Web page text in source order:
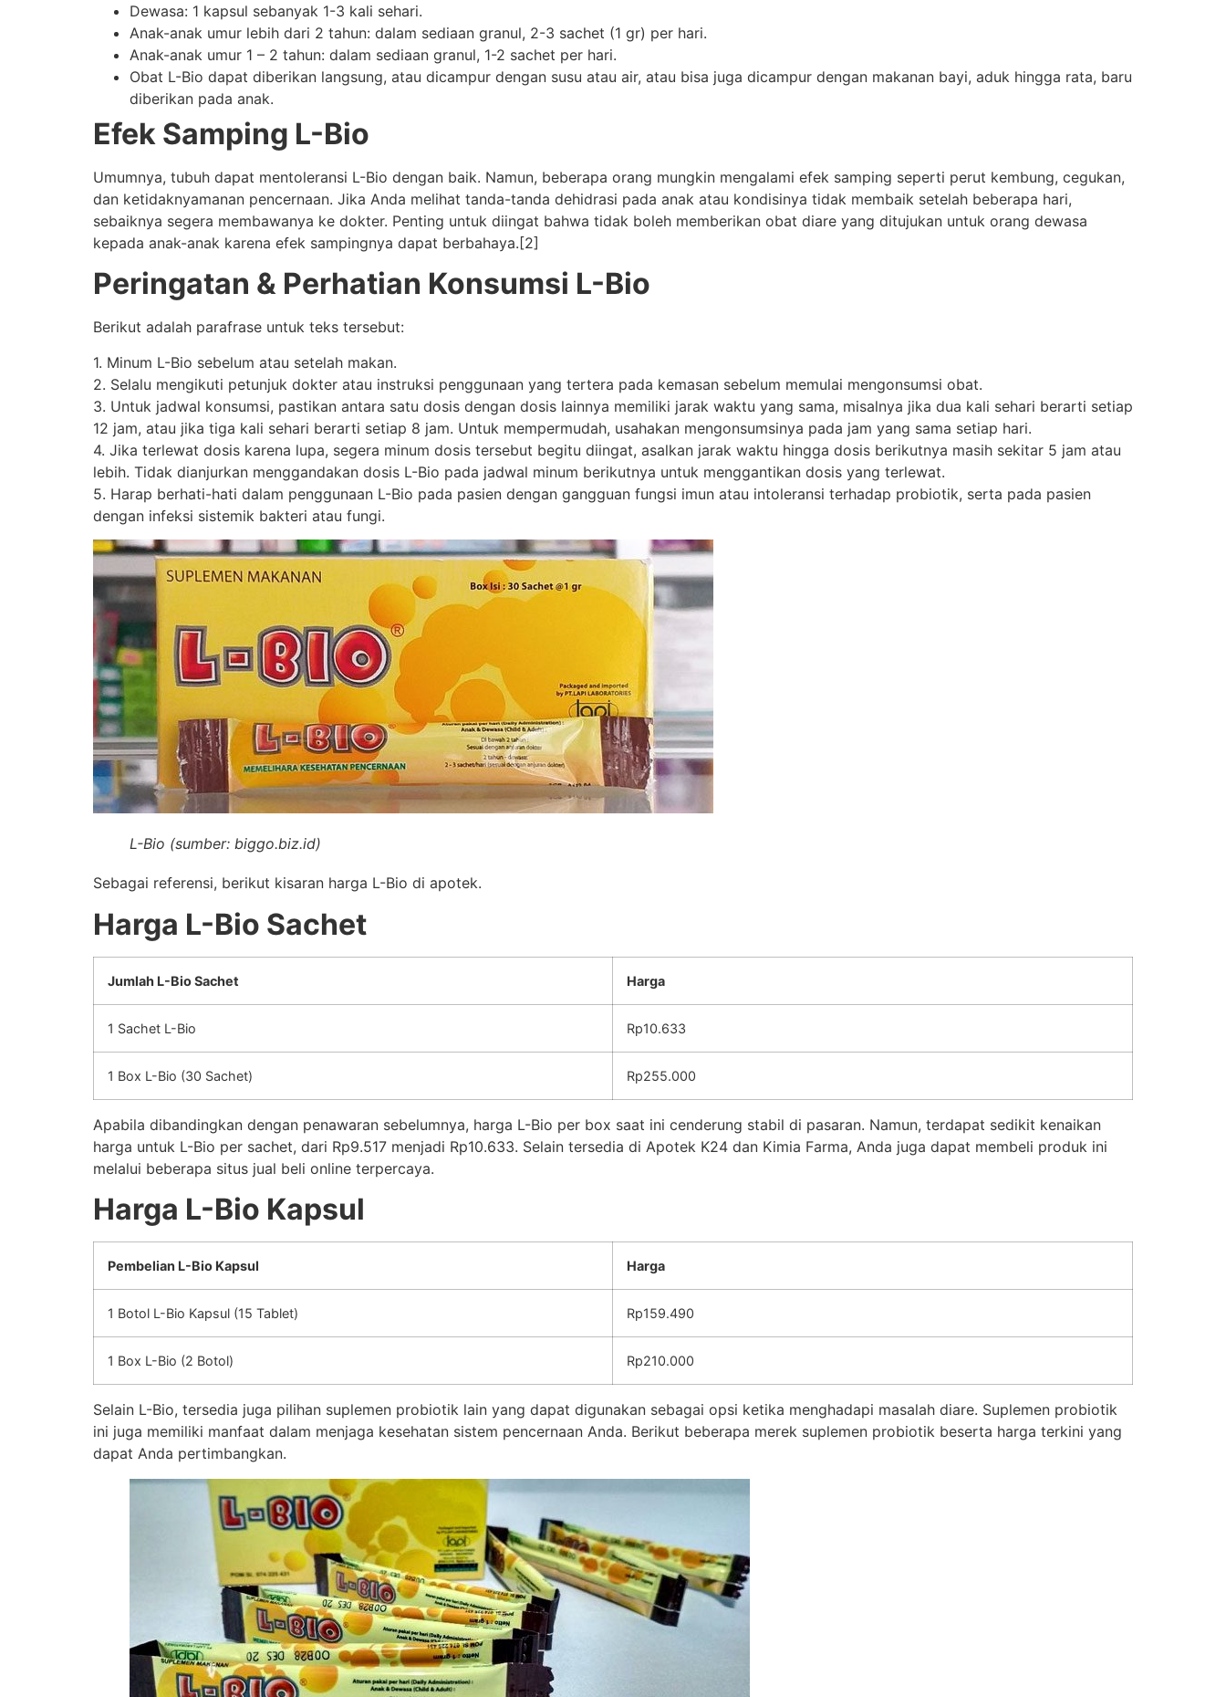
Dewasa: 1 kapsul sebanyak 1-3 kali sehari.
Anak-anak umur lebih dari 2 tahun: dalam sediaan granul, 2-3 sachet (1 gr) per hari.
Anak-anak umur 1 – 2 tahun: dalam sediaan granul, 1-2 sachet per hari.
Obat L-Bio dapat diberikan langsung, atau dicampur dengan susu atau air, atau bisa juga dicampur dengan makanan bayi, aduk hingga rata, baru
diberikan pada anak.
Efek Samping L-Bio
Umumnya, tubuh dapat mentoleransi L-Bio dengan baik. Namun, beberapa orang mungkin mengalami efek samping seperti perut kembung, cegukan,
dan ketidaknyamanan pencernaan. Jika Anda melihat tanda-tanda dehidrasi pada anak atau kondisinya tidak membaik setelah beberapa hari,
sebaiknya segera membawanya ke dokter. Penting untuk diingat bahwa tidak boleh memberikan obat diare yang ditujukan untuk orang dewasa
kepada anak-anak karena efek sampingnya dapat berbahaya.[2]
Peringatan & Perhatian Konsumsi L-Bio
Berikut adalah parafrase untuk teks tersebut:
1. Minum L-Bio sebelum atau setelah makan.
2. Selalu mengikuti petunjuk dokter atau instruksi penggunaan yang tertera pada kemasan sebelum memulai mengonsumsi obat.
3. Untuk jadwal konsumsi, pastikan antara satu dosis dengan dosis lainnya memiliki jarak waktu yang sama, misalnya jika dua kali sehari berarti setiap
12 jam, atau jika tiga kali sehari berarti setiap 8 jam. Untuk mempermudah, usahakan mengonsumsinya pada jam yang sama setiap hari.
4. Jika terlewat dosis karena lupa, segera minum dosis tersebut begitu diingat, asalkan jarak waktu hingga dosis berikutnya masih sekitar 5 jam atau
lebih. Tidak dianjurkan menggandakan dosis L-Bio pada jadwal minum berikutnya untuk menggantikan dosis yang terlewat.
5. Harap berhati-hati dalam penggunaan L-Bio pada pasien dengan gangguan fungsi imun atau intoleransi terhadap probiotik, serta pada pasien
dengan infeksi sistemik bakteri atau fungi.
L-Bio (sumber: biggo.biz.id)
Sebagai referensi, berikut kisaran harga L-Bio di apotek.
Harga L-Bio Sachet
Jumlah L-Bio Sachet Harga
1 Sachet L-Bio Rp10.633
1 Box L-Bio (30 Sachet) Rp255.000
Apabila dibandingkan dengan penawaran sebelumnya, harga L-Bio per box saat ini cenderung stabil di pasaran. Namun, terdapat sedikit kenaikan
harga untuk L-Bio per sachet, dari Rp9.517 menjadi Rp10.633. Selain tersedia di Apotek K24 dan Kimia Farma, Anda juga dapat membeli produk ini
melalui beberapa situs jual beli online terpercaya.
Harga L-Bio Kapsul
Pembelian L-Bio Kapsul Harga
1 Botol L-Bio Kapsul (15 Tablet) Rp159.490
1 Box L-Bio (2 Botol) Rp210.000
Selain L-Bio, tersedia juga pilihan suplemen probiotik lain yang dapat digunakan sebagai opsi ketika menghadapi masalah diare. Suplemen probiotik
ini juga memiliki manfaat dalam menjaga kesehatan sistem pencernaan Anda. Berikut beberapa merek suplemen probiotik beserta harga terkini yang
dapat Anda pertimbangkan.